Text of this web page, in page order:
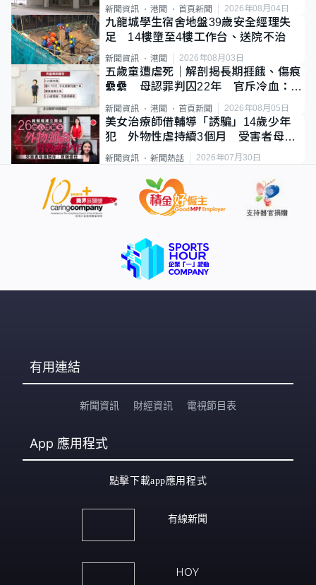
新聞資訊 港聞 首頁新聞 2026年08月04日
九龍城學生宿舍地盤39歲安全經理失
足 14樓墮至4樓工作台、送院不治
新聞資訊 港聞 2026年08月03日
五歲童遭虐死｜解剖揭長期捱餓、傷痕
纍纍 母認罪判囚22年 官斥冷血：同
類案最惡劣
新聞資訊 港聞 首頁新聞 2026年08月05日
美女治療師借輔導「誘騙」14歲少年
犯 外物性虐持續3個月 受害者母：
要保護其他人
新聞資訊 新聞熱話 2026年07月30日
有用連結
新聞資訊 財經資訊 電視節目表
App 應用程式
點擊下載app應用程式
有線新聞
HOY